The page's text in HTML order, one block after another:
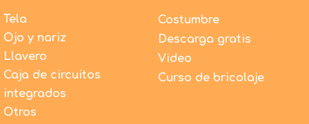
Tela
Ojo y nariz
Llavero
Caja de circuitos
integrados
Otros
Costumbre
Descarga gratis
Video
Curso de bricolaje
¿Los juguetes de peluche de DAC son seguros para
1. Todos los materiales utilizados por DACToys son
100% nuevos y respetuosos con el medio ambiente.